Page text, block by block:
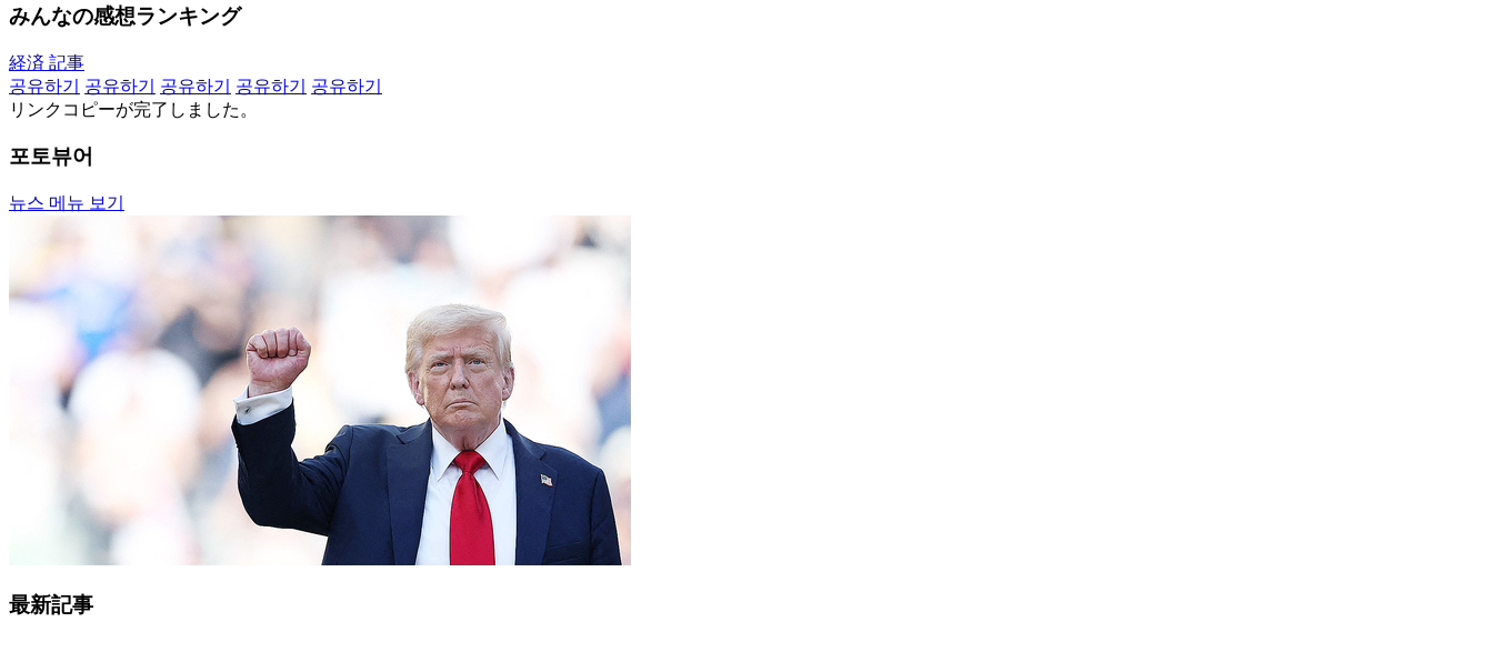
みんなの感想ランキング
経済 記事
공유하기
공유하기 공유하기 공유하기
공유하기
リンクコピーが完了しました。
포토뷰어
뉴스 메뉴 보기
最新記事